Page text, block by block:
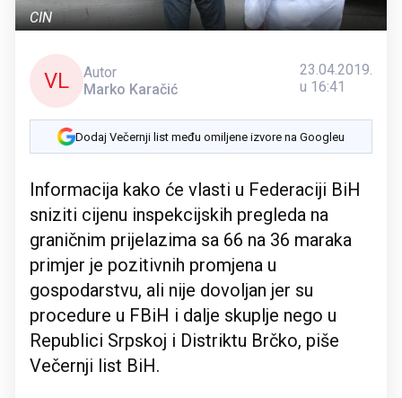
CIN
VL
Autor
Marko Karačić
23.04.2019.
u 16:41
Dodaj Večernji list među omiljene izvore na Googleu
Informacija kako će vlasti u Federaciji BiH
sniziti cijenu inspekcijskih pregleda na
graničnim prijelazima sa 66 na 36 maraka
primjer je pozitivnih promjena u
gospodarstvu, ali nije dovoljan jer su
procedure u FBiH i dalje skuplje nego u
Republici Srpskoj i Distriktu Brčko, piše
Večernji list BiH.